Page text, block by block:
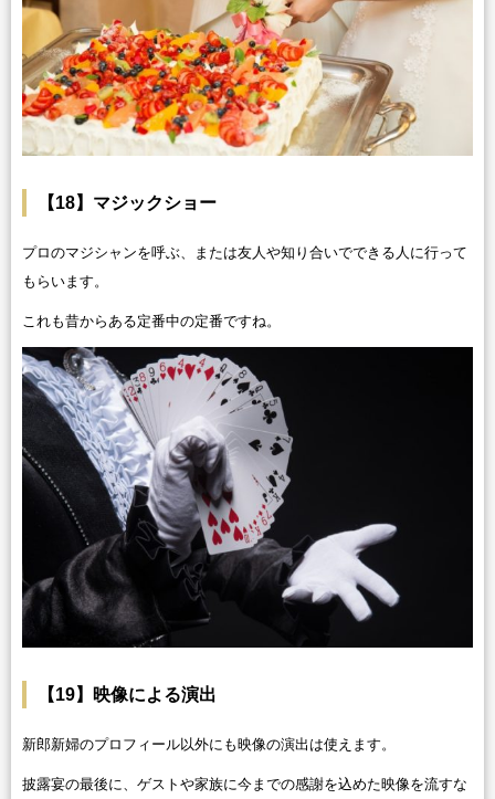
【18】マジックショー
プロのマジシャンを呼ぶ、または友人や知り合いでできる人に行って
もらいます。
これも昔からある定番中の定番ですね。
【19】映像による演出
新郎新婦のプロフィール以外にも映像の演出は使えます。
披露宴の最後に、ゲストや家族に今までの感謝を込めた映像を流すな